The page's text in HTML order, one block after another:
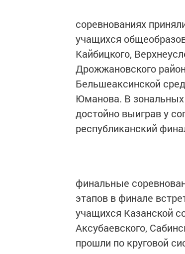
соревнованиях
учащихся
Кайбицкого,
Дрожжановского
Бельшеаксинской
Юманова. В зональных
достойно выиграв у
республиканский
финальные
этапов в финале
учащихся Казанской
Аксубаевского,
прошли по круговой